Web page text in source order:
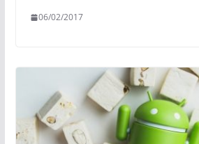
06/02/2017